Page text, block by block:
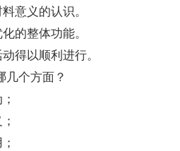
义的认识。
整体功能。
以顺利进行。
个方面？